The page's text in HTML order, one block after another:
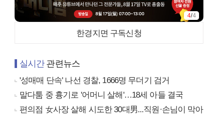
4/4
한경지면 구독신청
실시간관련뉴스
'성매매 단속' 나선 경찰, 1666명 무더기 검거
말다툼 중 흉기로 '어머니 살해'…18세 아들 결국
편의점 女사장 살해 시도한 30대男...직원·손님이 막아